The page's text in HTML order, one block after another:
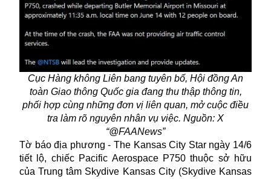
Cục Hàng không Liên bang tuyên bố, Hội đồng An
toàn Giao thông Quốc gia đang thu thập thông tin,
phối hợp cùng những đơn vị liên quan, mở cuộc điều
tra làm rõ nguyên nhân vụ việc. Nguồn: X
“@FAANews”
Tờ báo địa phương - The Kansas City Star ngày 14/6
tiết lộ, chiếc Pacific Aerospace P750 thuộc sở hữu
của Trung tâm Skydive Kansas City (Skydive Kansas